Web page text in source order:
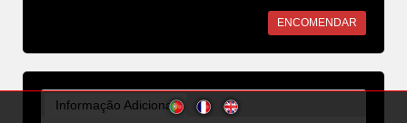
ENCOMENDAR
Informação Adicional